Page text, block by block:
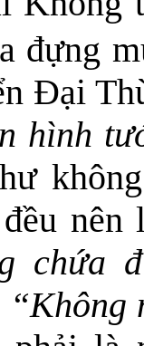
đựng
Đại
hình
chứa
“Không